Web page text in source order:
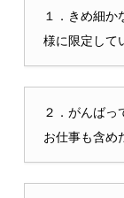
１．きめ細か
様に限定して
２．がんば
お仕事も含め